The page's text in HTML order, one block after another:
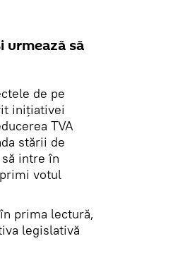
urmează să
de pe
inițiativei
TVA
stării de
intre în
votul
prima lectură,
legislativă